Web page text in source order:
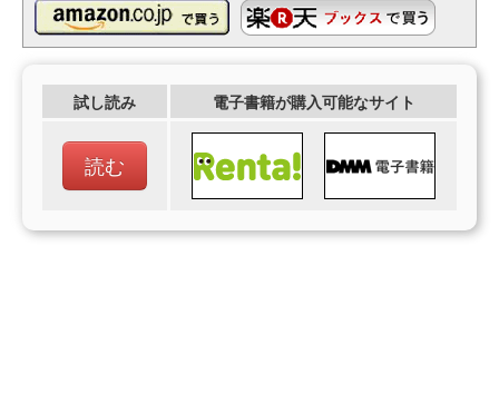
試し読み 電子書籍が購入可能なサイト
読む